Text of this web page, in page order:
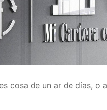
cosa de un ar de días, o